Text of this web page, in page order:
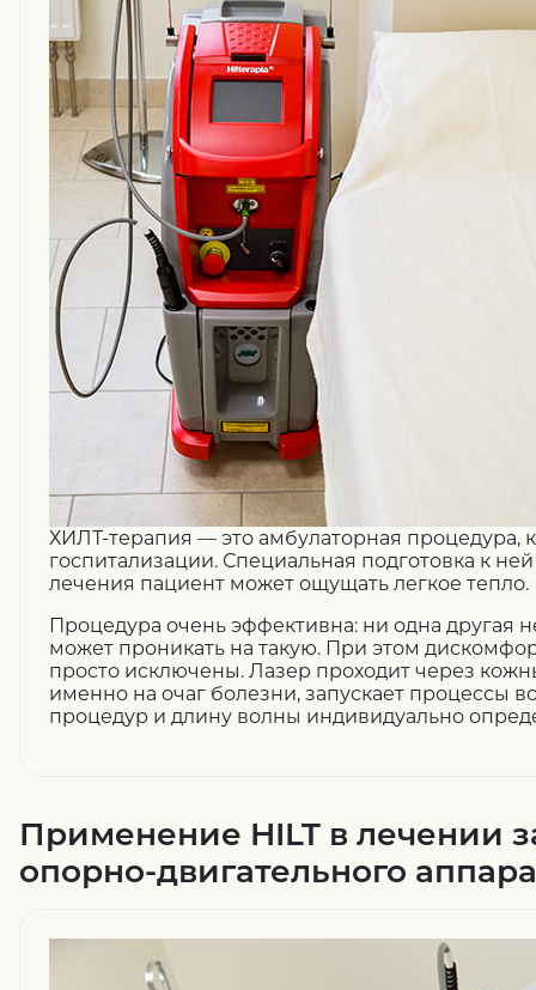
ХИЛТ-терапия — это амбулаторная процедура,
госпитализации. Специальная подготовка к
лечения пациент может ощущать легкое тепло.
Процедура очень эффективна: ни одна другая
может проникать на такую. При этом
просто исключены. Лазер проходит через
именно на очаг болезни, запускает процессы
процедур и длину волны индивидуально
Применение HILT в лечении
опорно-двигательного